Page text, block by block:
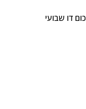
דו שבועי